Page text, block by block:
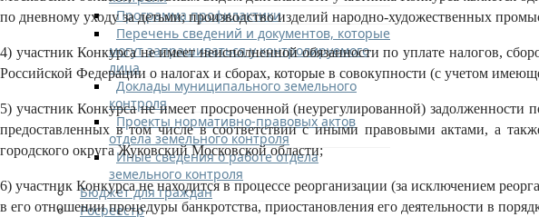
Программа профилактики
Перечень сведений и документов, которые
могут запрашиваться у контролируемого
лица
Доклады муниципального земельного
контроля
Проекты нормативно-правовых актов
отдела земельного контроля
Иные сведения о работе отдела
земельного контроля
Бюджет для граждан
Росреестр
по дневному уходу за детьми; производство изделий народно-художественных
4) участник Конкурса не имеет неисполненной обязанности по уплате налогов,
Российской Федерации о налогах и сборах, которые в совокупности (с учетом
5) участник Конкурса не имеет просроченной (неурегулированной)
предоставленных в том числе в соответствии с иными правовыми актами, а
городского округа Жуковский Московской области;
6) участник Конкурса не находится в процессе реорганизации (за исключением
в его отношении процедуры банкротства, приостановления его деятельности в